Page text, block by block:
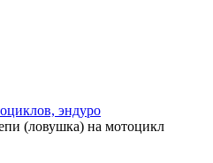
эндуро
(ловушка) на мотоцикл